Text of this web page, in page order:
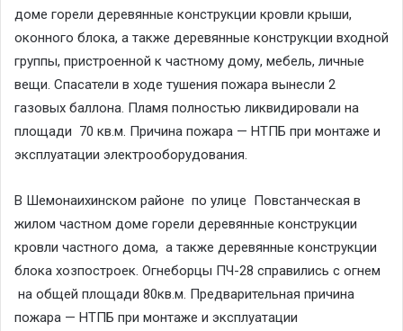
доме горели деревянные конструкции кровли крыши,
оконного блока, а также деревянные конструкции входной
группы, пристроенной к частному дому, мебель, личные
вещи. Спасатели в ходе тушения пожара вынесли 2
газовых баллона. Пламя полностью ликвидировали на
площади 70 кв.м. Причина пожара — НТПБ при монтаже и
эксплуатации электрооборудования.
В Шемонаихинском районе по улице Повстанческая в
жилом частном доме горели деревянные конструкции
кровли частного дома, а также деревянные конструкции
блока хозпостроек. Огнеборцы ПЧ-28 справились с огнем
на общей площади 80кв.м. Предварительная причина
пожара — НТПБ при монтаже и эксплуатации